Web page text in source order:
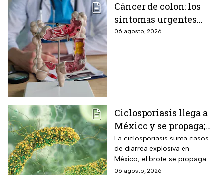
Cáncer de colon: los
síntomas urgentes
que te advierten que
06 agosto, 2026
Ciclosporiasis llega a
México y se propaga;
activan protocolos
para revisar frutas y
verduras
La ciclosporiasis suma casos
de diarrea explosiva en
México; el brote se propaga
en el territorio nacional
06 agosto, 2026